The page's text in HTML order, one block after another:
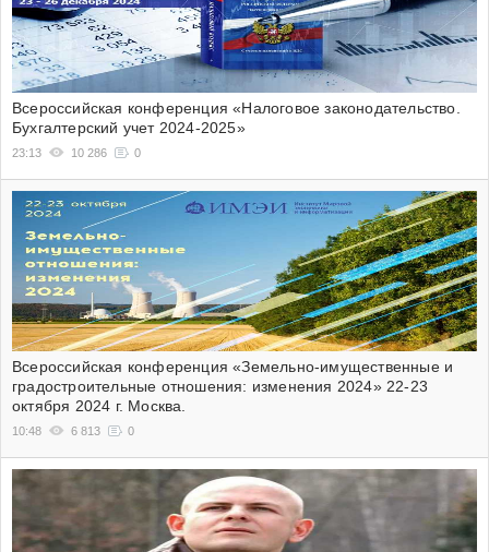
Всероссийская конференция «Налоговое законодательство.
Бухгалтерский учет 2024-2025»
23:13 10 286 0
Всероссийская конференция «Земельно-имущественные и
градостроительные отношения: изменения 2024» 22-23
октября 2024 г. Москва.
10:48 6 813 0